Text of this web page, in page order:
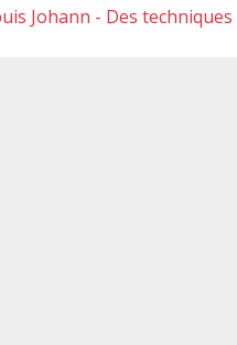
Johann - Des